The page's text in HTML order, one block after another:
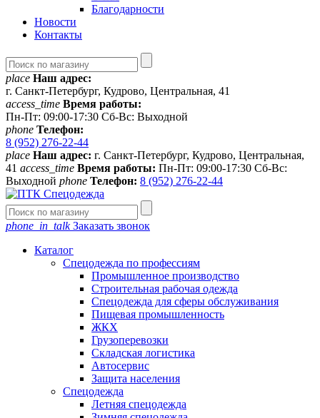
Благодарности
Новости
Контакты
place Наш адрес:
г. Санкт-Петербург, Кудрово, Центральная, 41
access_time Время работы:
Пн-Пт: 09:00-17:30 Сб-Вс: Выходной
phone Телефон:
8 (952) 276-22-44
place Наш адрес: г. Санкт-Петербург, Кудрово, Центральная,
41 access_time Время работы: Пн-Пт: 09:00-17:30 Сб-Вс:
Выходной phone Телефон: 8 (952) 276-22-44
phone_in_talkЗаказать звонок
Каталог
Спецодежда по профессиям
Промышленное производство
Строительная рабочая одежда
Спецодежда для сферы обслуживания
Пищевая промышленность
ЖКХ
Грузоперевозки
Складская логистика
Автосервис
Защита населения
Спецодежда
Летняя спецодежда